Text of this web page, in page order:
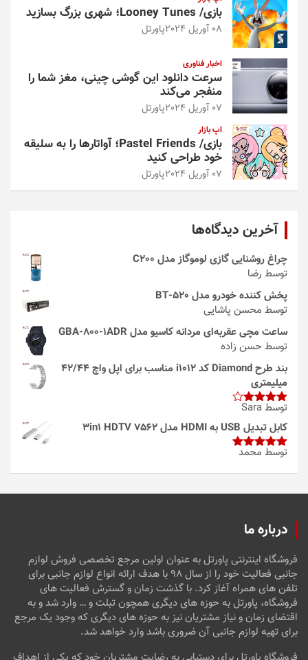
بازی/ Looney Tunes؛ شهری بزرگ بسازید
08 آوریل 2024 پاورتل
اخبار فناوری
سرعت دانلود این گوشی چینی، مغز شما را
منفجر می‌کند
07 آوریل 2024 پاورتل
اپ بازار
بازی/ Pastel Friends؛ آواتارها را به سلیقه
خود طراحی کنید
07 آوریل 2024 پاورتل
آخرین دیدگاه‌ها
چراغ روشنایی گازی لوموگاز مدل C200
توسط رضا
پخش کننده خودرو مدل 520-BT
توسط محسن پاشایی
ساعت مچی عقربه‌ای مردانه کاسیو مدل GBA-800-1ADR
توسط حسن زاده
بند طرح Diamond کد i1012 مناسب برای اپل واچ 42/44
میلیمتری
امتیاز4
از 5
توسط Sara
کابل تبدیل USB به HDMI مدل 3in1 HDTV 7562
امتیاز5از
توسط محمد
درباره ما
فروشگاه اینترنتی پاورتل به عنوان اولین مرجع تخصصی فروش لوازم
جانبی فعالیت خود را از سال ۹۸ با هدف ارائه انواع لوازم جانبی برای
تلفن های همراه آغاز کرد. با گذشت زمان و گسترش فعالیت های
فروشگاه، پاورتل به حوزه های دیگری همچون تبلت و … وارد شد و به
اقتضای زمان و نیاز مشتریان نیز به حوزه های دیگری که وجود یک مرجع
برای تهیه لوازم جانبی آن ضروری باشد وارد خواهد شد.